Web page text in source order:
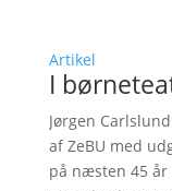
Artikel
I
Jørgen
af ZeBU med
på næsten 45 år